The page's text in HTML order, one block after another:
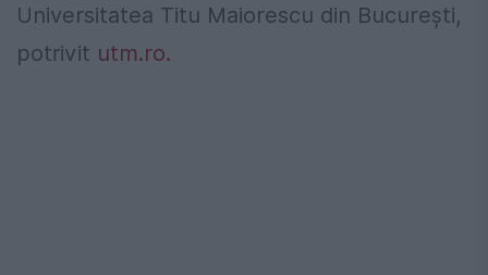
Universitatea Titu Maiorescu din București,
potrivit utm.ro.